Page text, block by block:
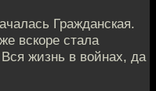
Гражданская.
вскоре стала
жизнь в войнах, да